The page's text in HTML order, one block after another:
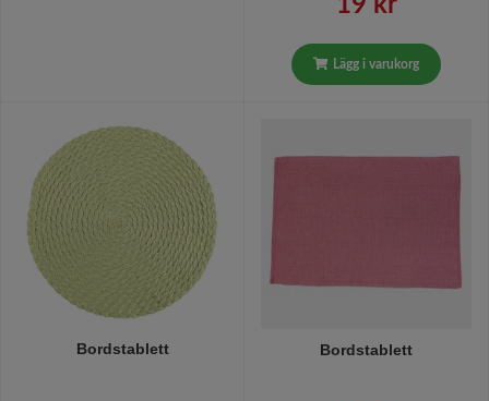
19 kr
Lägg i varukorg
Bordstablett Bordstablett